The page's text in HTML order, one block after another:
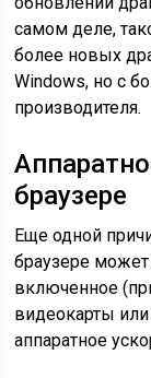
самом деле,
более новых
Windows, но с
производителя.
браузере
Еще одной
браузере
включенное
видеокарты
аппаратное